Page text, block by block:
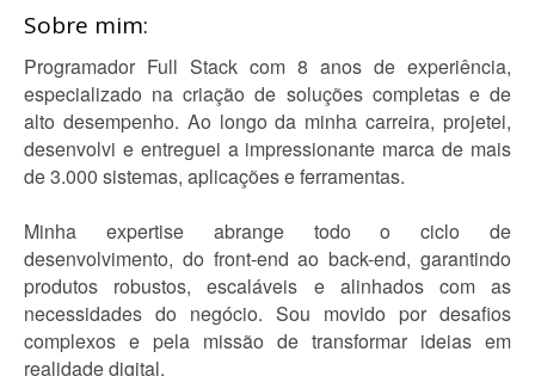
Sobre mim:
Programador Full Stack com 8 anos de experiência,
especializado na criação de soluções completas e de
alto desempenho. Ao longo da minha carreira, projetei,
desenvolvi e entreguei a impressionante marca de mais
de 3.000 sistemas, aplicações e ferramentas.
Minha expertise abrange todo o ciclo de
desenvolvimento, do front-end ao back-end, garantindo
produtos robustos, escaláveis e alinhados com as
necessidades do negócio. Sou movido por desafios
complexos e pela missão de transformar ideias em
realidade digital.